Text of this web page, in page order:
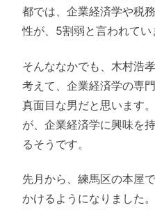
都では、企業経済学や税
性が、5割弱と言われてい
そんななかでも、木村浩
考えて、企業経済学の専
真面目な男だと思います
が、企業経済学に興味を
るそうです。
先月から、練馬区の本屋
かけるようになりました